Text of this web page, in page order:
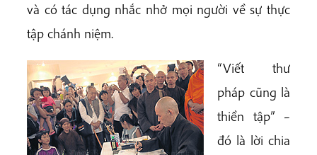
và có tác dụng nhắc nhở mọi người về sự thực
tập chánh niệm.
“Viết thư
pháp cũng là
thiền tập” –
đó là lời chia